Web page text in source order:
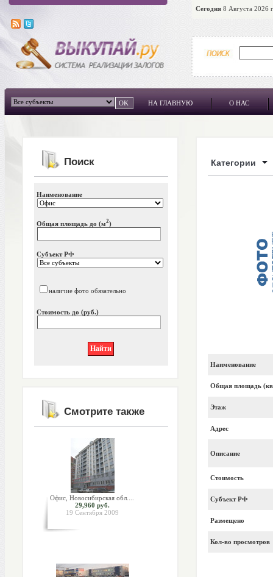
Сегодня 8 Августа 2026
НА ГЛАВНУЮ О НАС
Поиск
Наименование
Общая площадь до (м2)
Субъект РФ
наличие фото обязательно
Стоимость до (руб.)
Смотрите также
Офис, Новосибирская обл....
29,960 руб.
19 Сентября 2009
Категории
Наименование
Общая площадь
Этаж
Адрес
Описание
Стоимость
Субъект РФ
Размещено
Кол-во просмотров